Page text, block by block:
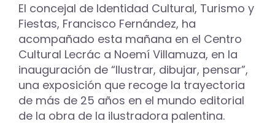
una
exposición
de
sus
lienzos
en
la
Biblioteca
Pública
El concejal de Identidad Cultural, Turismo y
Fiestas, Francisco Fernández, ha
acompañado esta mañana en el Centro
Cultural Lecrác a Noemí Villamuza, en la
inauguración de “Ilustrar, dibujar, pensar”,
una exposición que recoge la trayectoria
de más de 25 años en el mundo editorial
de la obra de la ilustradora palentina.